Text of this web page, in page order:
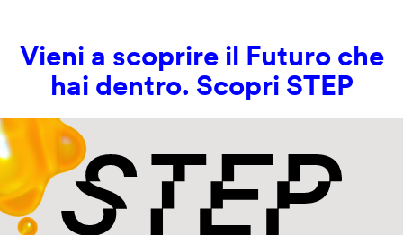
Vieni a scoprire il Futuro che
hai dentro. Scopri STEP